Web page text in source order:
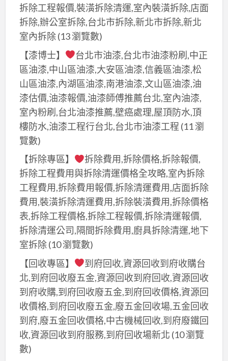
拆除工程報價,裝潢拆除清運,室內裝潢拆除,店面
拆除,辦公室拆除,台北市拆除,新北市拆除,新北
室內拆除(13 瀏覽數)
【漆博士】
台北市油漆,台北市油漆粉刷,中正
區油漆,中山區油漆,大安區油漆,信義區油漆,松
山區油漆,內湖區油漆,南港油漆,文山區油漆,油
漆估價,油漆報價,油漆師傅推薦台北,室內油漆,
室內粉刷,台北油漆推薦,壁癌處理,屋頂防水,頂
樓防水,油漆工程行台北,台北市油漆工程 (11 瀏
覽數)
【拆除專區】
拆除費用,拆除價格,拆除報價,
拆除工程費用與拆除清運價格全攻略,室內拆除
工程費用,拆除費用報價,拆除清運費用,店面拆除
費用,裝潢拆除清運費用,拆除裝潢費用,拆除價格
表,拆除工程價格,拆除工程報價,拆除清運報價,
拆除清運公司,隔間拆除費用,廚具拆除清運,地下
室拆除(10 瀏覽數)
【回收專區】
到府回收,資源回收到府收購台
北,到府回收廢五金,資源回收到府回收,資源回收
到府收購,到府回收廢五金,到府回收價格,資源回
收價格,到府回收廢五金,廢五金回收場,五金回收
到府,廢五金回收價格,中古機械回收,到府廢鐵回
收,資源回收到府服務,到府回收場新北 (10 瀏覽
數)